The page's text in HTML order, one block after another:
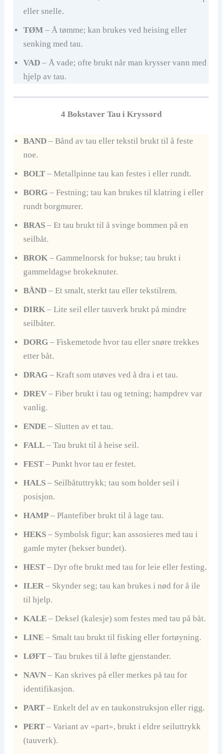
eller snelle.
TØM– Å tømme; kan brukes ved heising eller
senking med tau.
VAD– Å vade; ofte brukt når man krysser vann med
hjelp av tau.
4 Bokstaver Tau i Kryssord
BAND– Bånd av tau eller tekstil brukt til å feste
noe.
BOLT– Metallpinne tau kan festes i eller rundt.
BORG– Festning; tau kan brukes til klatring i eller
rundt borgmurer.
BRAS– Et tau brukt til å svinge bommen på en
seilbåt.
BROK– Gammelnorsk for bukse; tau brukt i
gammeldagse brokeknuter.
BÅND– Et smalt, sterkt tau eller tekstilrem.
DIRK– Lite seil eller tauverk brukt på mindre
seilbåter.
DORG– Fiskemetode hvor tau eller snøre trekkes
etter båt.
DRAG– Kraft som utøves ved å dra i et tau.
DREV– Fiber brukt i tau og tetning; hampdrev var
vanlig.
ENDE– Slutten av et tau.
FALL– Tau brukt til å heise seil.
FEST– Punkt hvor tau er festet.
HALS– Seilbåtuttrykk; tau som holder seil i
posisjon.
HAMP– Plantefiber brukt til å lage tau.
HEKS– Symbolsk figur; kan assosieres med tau i
gamle myter (hekser bundet).
HEST– Dyr ofte brukt med tau for leie eller festing.
ILER– Skynder seg; tau kan brukes i nød for å ile
til hjelp.
KALE– Deksel (kalesje) som festes med tau på båt.
LINE– Smalt tau brukt til fisking eller fortøyning.
LØFT– Tau brukes til å løfte gjenstander.
NAVN– Kan skrives på eller merkes på tau for
identifikasjon.
PART– Enkelt del av en taukonstruksjon eller rigg.
PERT– Variant av «part», brukt i eldre seiluttrykk
(tauverk).